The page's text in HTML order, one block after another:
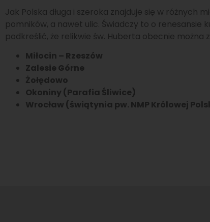
Jak Polska długa i szeroka znajduje się w różnych
pomników, a nawet ulic. Świadczy to o
podkreślić, że relikwie św. Huberta obecnie można
Miłocin – Rzeszów
Zalesie Górne
Żołędowo
Okoniny (Parafia Śliwice)
Wrocław (świątynia pw. NMP Królowej